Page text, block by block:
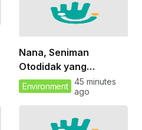
Satelit Global: NASA
Nana, Seniman
Otodidak yang
Hidupkan Kembali Ban
Bekas
Environment
45 minutes
ago